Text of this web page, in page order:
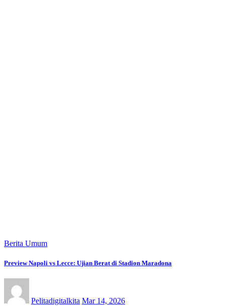
Berita Umum
Preview Napoli vs Lecce: Ujian Berat di Stadion Maradona
Pelitadigitalkita Mar 14, 2026